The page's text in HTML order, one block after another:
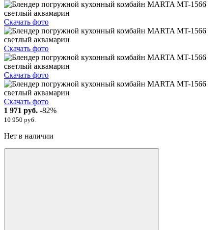
Скачать фото
Скачать фото
Скачать фото
Скачать фото
1 971 руб. -82%
10 950 руб.
Нет в наличии